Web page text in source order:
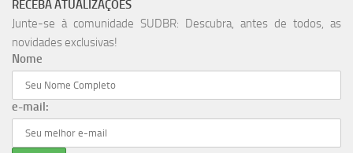
RECEBA ATUALIZAÇÔES
Junte-se à comunidade SUDBR: Descubra, antes de todos, as
novidades exclusivas!
Nome
e-mail: